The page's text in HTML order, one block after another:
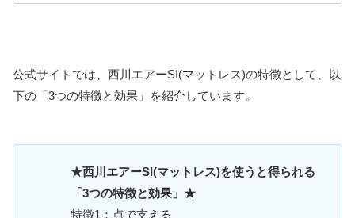
公式サイトでは、西川エアーSI(マットレス)の特徴として、以
下の「3つの特徴と効果」を紹介しています。
★西川エアーSI(マットレス)を使うと得られる
「3つの特徴と効果」★
特徴1：点で支える